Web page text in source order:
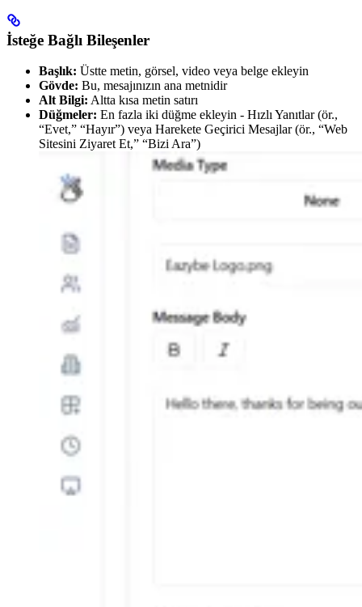
İsteğe Bağlı Bileşenler
Başlık: Üstte metin, görsel, video veya belge ekleyin
Gövde: Bu, mesajınızın ana metnidir
Alt Bilgi: Altta kısa metin satırı
Düğmeler: En fazla iki düğme ekleyin - Hızlı Yanıtlar (ör.,
“Evet,” “Hayır”) veya Harekete Geçirici Mesajlar (ör., “Web
Sitesini Ziyaret Et,” “Bizi Ara”)